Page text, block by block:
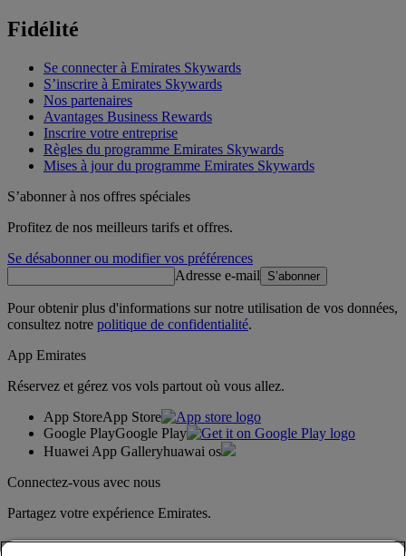
Fidélité
Se connecter à Emirates Skywards
S’inscrire à Emirates Skywards
Nos partenaires
Avantages Business Rewards
Inscrire votre entreprise
Règles du programme Emirates Skywards
Mises à jour du programme Emirates Skywards
S’abonner à nos offres spéciales
Profitez de nos meilleurs tarifs et offres.
Se désabonner ou modifier vos préférences
Adresse e-mail
S’abonner
Pour obtenir plus d'informations sur notre utilisation de vos données,
consultez notre politique de confidentialité.
App Emirates
Réservez et gérez vos vols partout où vous allez.
App StoreApp Store
Google PlayGoogle Play
Huawei App Galleryhuawai os
Connectez-vous avec nous
Partagez votre expérience Emirates.